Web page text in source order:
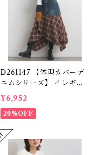
D261147 【体型カバーデ
ニムシリーズ】 イレギュ
ラーヘムチェック切替デニ
ムスカート / Irregular H
em Check Panel Denim
¥6,952
20%OFF